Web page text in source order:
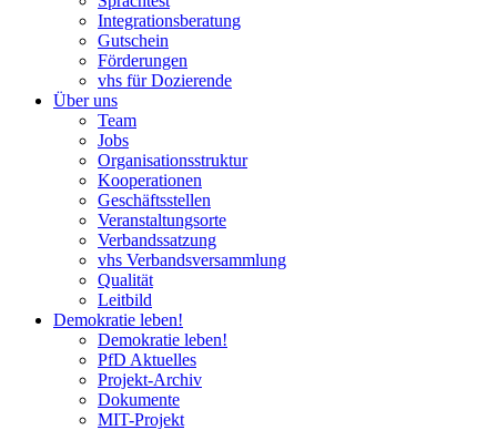
Integrationsberatung
Gutschein
Förderungen
vhs für Dozierende
Über uns
Team
Jobs
Organisationsstruktur
Kooperationen
Geschäftsstellen
Veranstaltungsorte
Verbandssatzung
vhs Verbandsversammlung
Qualität
Leitbild
Demokratie leben!
Demokratie leben!
PfD Aktuelles
Projekt-Archiv
Dokumente
MIT-Projekt